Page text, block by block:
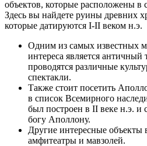
объектов, которые расположены в
Здесь вы найдете руины древних
которые датируются I-II веком н.э.
Одним из самых известных
интереса является античный
проводятся различные
спектакли.
Также стоит посетить
в список Всемирного
был построен в II веке н.э. и
богу Аполлону.
Другие интересные объекты
амфитеатры и мавзолей.